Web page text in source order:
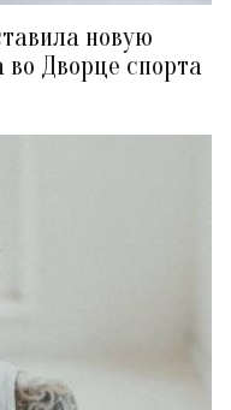
новую
Дворце спорта